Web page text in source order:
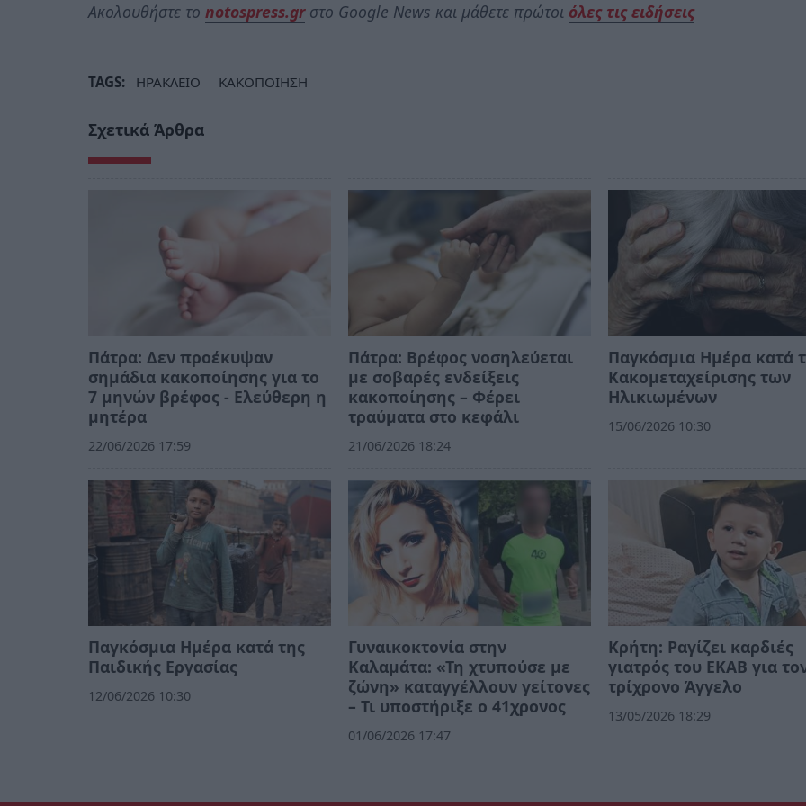
Ακολουθήστε το notospress.grστο Google News και μάθετε πρώτοι όλες τις ειδήσεις
TAGS: ΗΡΑΚΛΕΙΟ ΚΑΚΟΠΟΙΗΣΗ
Σχετικά Άρθρα
Πάτρα: Δεν προέκυψαν
σημάδια κακοποίησης για το
7 μηνών βρέφος - Ελεύθερη η
μητέρα
22/06/2026 17:59
Πάτρα: Βρέφος νοσηλεύεται
με σοβαρές ενδείξεις
κακοποίησης – Φέρει
τραύματα στο κεφάλι
21/06/2026 18:24
Παγκόσμια Ημέρα κατά
Κακομεταχείρισης των
Ηλικιωμένων
15/06/2026 10:30
Παγκόσμια Ημέρα κατά της
Παιδικής Εργασίας
12/06/2026 10:30
Γυναικοκτονία στην
Καλαμάτα: «Τη χτυπούσε με
ζώνη» καταγγέλλουν γείτονες
– Τι υποστήριξε ο 41χρονος
01/06/2026 17:47
Κρήτη: Ραγίζει καρδιές
γιατρός του ΕΚΑΒ για
τρίχρονο Άγγελο
13/05/2026 18:29